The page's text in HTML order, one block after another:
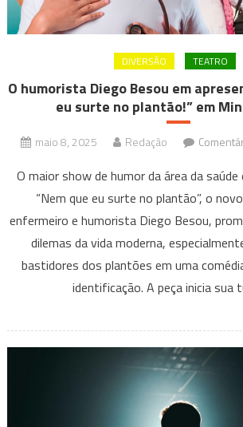
DIVERSÃO TEATRO
O humorista Diego Besou em
eu surte no plantão!” em
maio 8, 2025 Redação
O maior show de humor da área da
“Nem que eu surte no plantão”, o
enfermeiro e humorista Diego Besou,
dilemas da vida moderna,
bastidores dos plantões em uma
identificação. A peça inicia sua